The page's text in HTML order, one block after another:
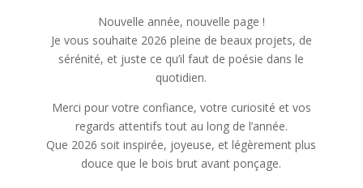
Nouvelle année, nouvelle page !
Je vous souhaite 2026 pleine de beaux projets, de
sérénité, et juste ce qu’il faut de poésie dans le
quotidien.
Merci pour votre confiance, votre curiosité et vos
regards attentifs tout au long de l’année.
Que 2026 soit inspirée, joyeuse, et légèrement plus
douce que le bois brut avant ponçage.